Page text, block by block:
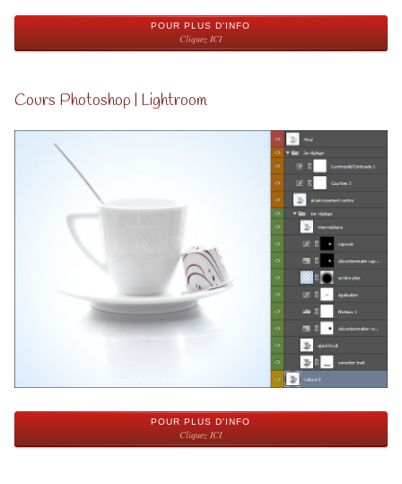
POUR PLUS D'INFO
Cliquez ICI
Cours Photoshop | Lightroom
POUR PLUS D'INFO
Cliquez ICI